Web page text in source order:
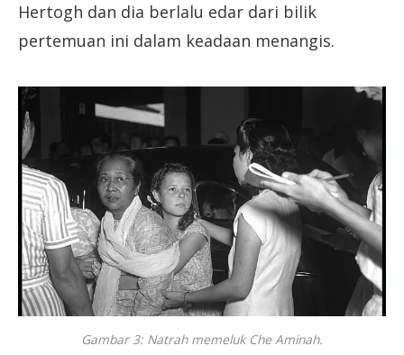
Hertogh dan dia berlalu edar dari bilik
pertemuan ini dalam keadaan menangis.
Gambar 3: Natrah memeluk Che Aminah.